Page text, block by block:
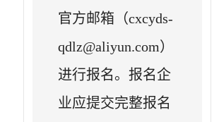
官方邮箱（cxcyds-
qdlz@aliyun.com）
进行报名。报名企
业应提交完整报名